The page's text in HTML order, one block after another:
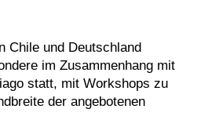
Chile und Deutschland
im Zusammenhang mit
statt, mit Workshops zu
der angebotenen